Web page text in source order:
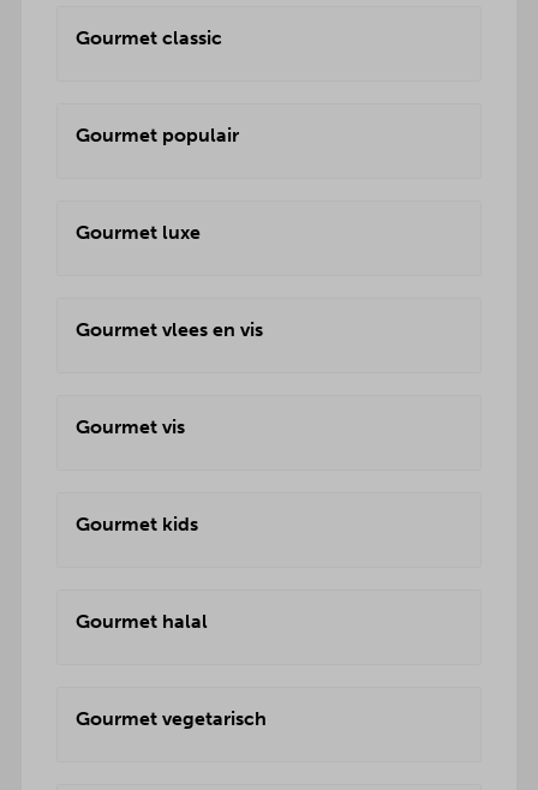
Gourmet classic
Gourmet populair
Gourmet luxe
Gourmet vlees en vis
Gourmet vis
Gourmet kids
Gourmet halal
Gourmet vegetarisch